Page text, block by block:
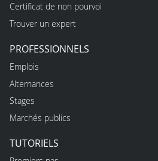
Certificat de non pourvoi
Trouver un expert
PROFESSIONNELS
Emplois
Alternances
Stages
Marchés publics
TUTORIELS